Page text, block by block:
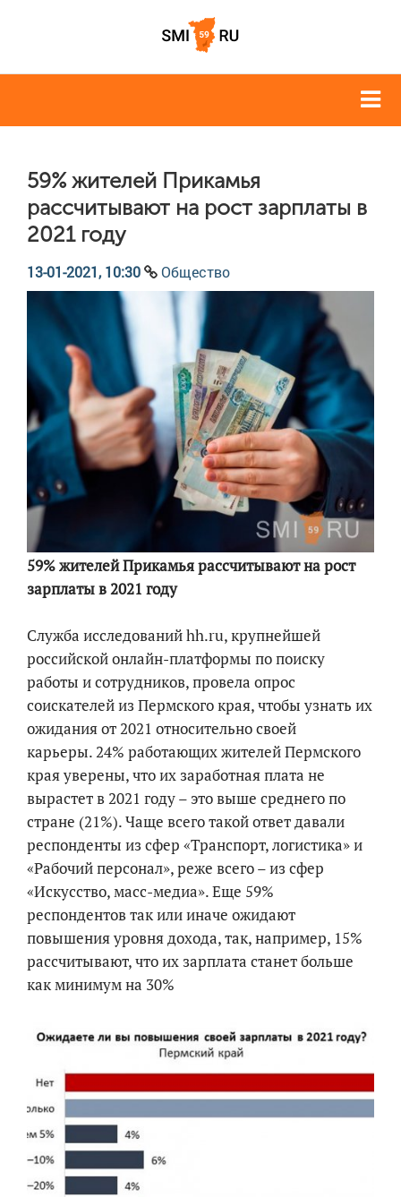
59% жителей Прикамья
рассчитывают на рост зарплаты в
2021 году
13-01-2021, 10:30 Общество
59% жителей Прикамья рассчитывают на рост
зарплаты в 2021 году
Служба исследований hh.ru, крупнейшей
российской онлайн-платформы по поиску
работы и сотрудников, провела опрос
соискателей из Пермского края, чтобы узнать их
ожидания от 2021 относительно своей
карьеры. 24% работающих жителей Пермского
края уверены, что их заработная плата не
вырастет в 2021 году – это выше среднего по
стране (21%). Чаще всего такой ответ давали
респонденты из сфер «Транспорт, логистика» и
«Рабочий персонал», реже всего – из сфер
«Искусство, масс-медиа». Еще 59%
респондентов так или иначе ожидают
повышения уровня дохода, так, например, 15%
рассчитывают, что их зарплата станет больше
как минимум на 30%